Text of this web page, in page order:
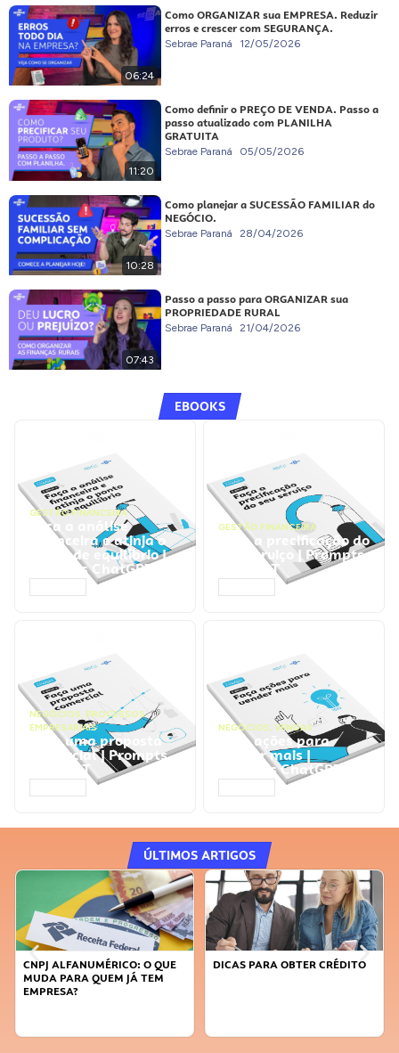
06:24
Como ORGANIZAR sua EMPRESA. Reduzir
erros e crescer com SEGURANÇA.
Sebrae Paraná 12/05/2026
11:20
Como definir o PREÇO DE VENDA. Passo a
passo atualizado com PLANILHA
GRATUITA
Sebrae Paraná 05/05/2026
10:28
Como planejar a SUCESSÃO FAMILIAR do
NEGÓCIO.
Sebrae Paraná 28/04/2026
07:43
Passo a passo para ORGANIZAR sua
PROPRIEDADE RURAL
Sebrae Paraná 21/04/2026
EBOOKS
GESTÃO FINANCEIRA
Faça a análise
financeira e atinja o
ponto de equilíbrio |
Prompts ChatGPT
GESTÃO FINANCEIRA
Faça a precificação do
seu serviço | Prompts
ChatGPT
NEGÓCIOS, PROCESSOS
EMPRESARIAIS
Faça uma proposta
comercial | Prompts
ChatGPT
NEGÓCIOS, VENDAS
Faça ações para
vender mais |
Prompts ChatGPT
ÚLTIMOS ARTIGOS
CNPJ ALFANUMÉRICO: O QUE
MUDA PARA QUEM JÁ TEM
EMPRESA?
DICAS PARA OBTER CRÉDITO